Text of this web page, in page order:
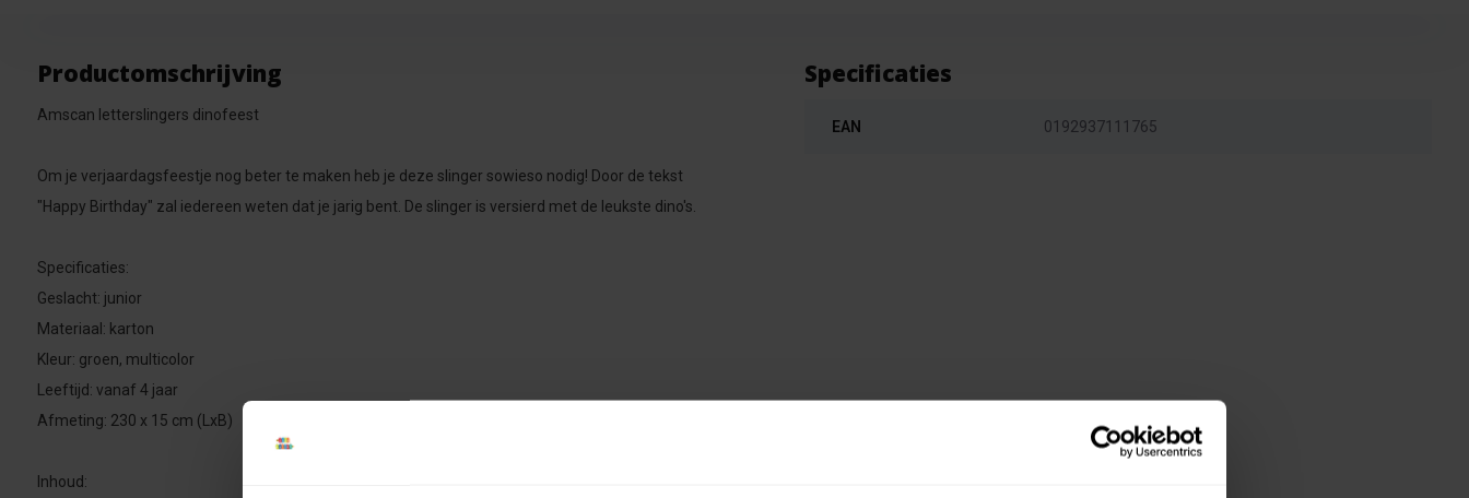
Productomschrijving
Amscan letterslingers dinofeest
Om je verjaardagsfeestje nog beter te maken heb je deze slinger sowieso nodig! Door de tekst
"Happy Birthday" zal iedereen weten dat je jarig bent. De slinger is versierd met de leukste dino's.
Specificaties:
Geslacht: junior
Materiaal: karton
Kleur: groen, multicolor
Leeftijd: vanaf 4 jaar
Afmeting: 230 x 15 cm (LxB)
Inhoud:
Specificaties
EAN 0192937111765